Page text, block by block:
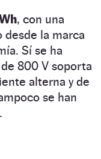
, con una
desde la marca
Sí se ha
800 V soporta
alterna y de
se han